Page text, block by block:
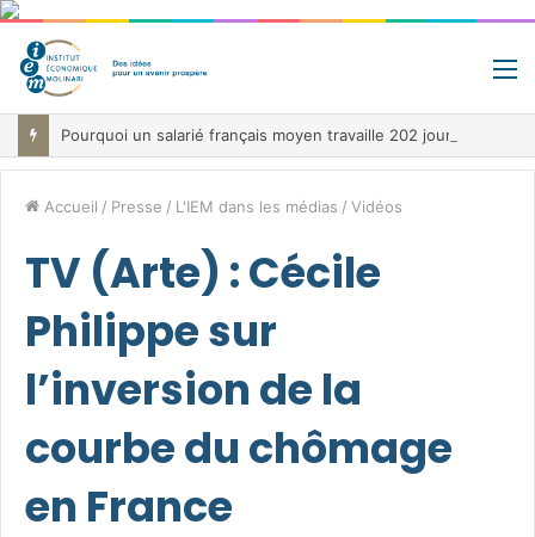
Accueil / Presse / L'IEM dans les médias / Vidéos
TV (Arte) : Cécile
Philippe sur
l’inversion de la
courbe du chômage
en France